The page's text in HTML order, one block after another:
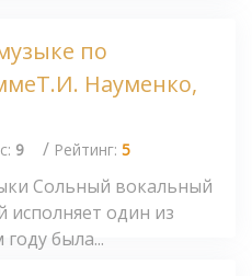
по
Науменко,
9 / Рейтинг: 5
Сольный вокальный
один из
была...